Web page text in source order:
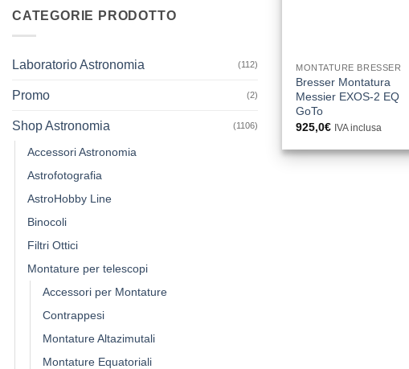
CATEGORIE PRODOTTO
Laboratorio Astronomia (112)
Promo (2)
Shop Astronomia (1106)
Accessori Astronomia
Astrofotografia
AstroHobby Line
Binocoli
Filtri Ottici
Montature per telescopi
Accessori per Montature
Contrappesi
Montature Altazimutali
Montature Equatoriali
MONTATURE BRESSER
Bresser Montatura
Messier EXOS-2 EQ
GoTo
925,0€ IVA inclusa